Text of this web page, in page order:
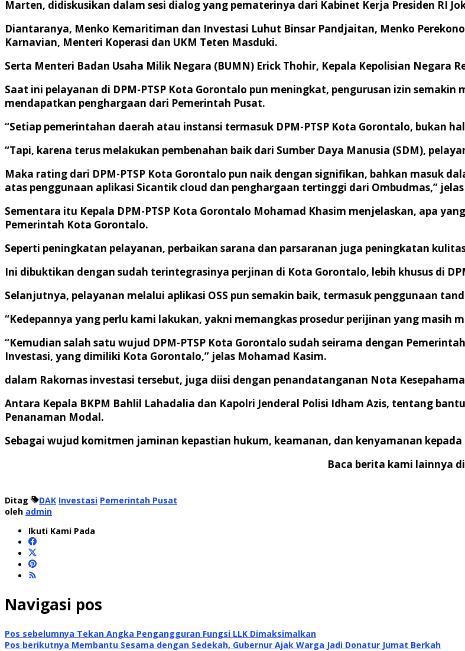
Marten, didiskusikan dalam sesi dialog yang pematerinya dari Kabinet Kerja Presiden RI
Diantaranya, Menko Kemaritiman dan Investasi Luhut Binsar Pandjaitan, Menko
Karnavian, Menteri Koperasi dan UKM Teten Masduki.
Serta Menteri Badan Usaha Milik Negara (BUMN) Erick Thohir, Kepala Kepolisian Negara
Saat ini pelayanan di DPM-PTSP Kota Gorontalo pun meningkat, pengurusan izin semakin
mendapatkan penghargaan dari Pemerintah Pusat.
“Setiap pemerintahan daerah atau instansi termasuk DPM-PTSP Kota Gorontalo, bukan
“Tapi, karena terus melakukan pembenahan baik dari Sumber Daya Manusia (SDM),
Maka rating dari DPM-PTSP Kota Gorontalo pun naik dengan signifikan, bahkan masuk
atas penggunaan aplikasi Sicantik cloud dan penghargaan tertinggi dari Ombudmas,”
Sementara itu Kepala DPM-PTSP Kota Gorontalo Mohamad Khasim menjelaskan, apa
Pemerintah Kota Gorontalo.
Seperti peningkatan pelayanan, perbaikan sarana dan parsaranan juga peningkatan
Ini dibuktikan dengan sudah terintegrasinya perjinan di Kota Gorontalo, lebih khusus di
Selanjutnya, pelayanan melalui aplikasi OSS pun semakin baik, termasuk penggunaan
“Kedepannya yang perlu kami lakukan, yakni memangkas prosedur perijinan yang masih
“Kemudian salah satu wujud DPM-PTSP Kota Gorontalo sudah seirama dengan
Investasi, yang dimiliki Kota Gorontalo,” jelas Mohamad Kasim.
dalam Rakornas investasi tersebut, juga diisi dengan penandatanganan Nota
Antara Kepala BKPM Bahlil Lahadalia dan Kapolri Jenderal Polisi Idham Azis, tentang
Penanaman Modal.
Sebagai wujud komitmen jaminan kepastian hukum, keamanan, dan kenyamanan kepada
Baca berita kami lainnya di
Ditag DAK Investasi Pemerintah Pusat
oleh admin
Ikuti Kami Pada
Navigasi pos
Pos sebelumnya Tekan Angka Pengangguran Fungsi LLK Dimaksimalkan
Pos berikutnya Membantu Sesama dengan Sedekah, Gubernur Ajak Warga Jadi Donatur Jumat Berkah